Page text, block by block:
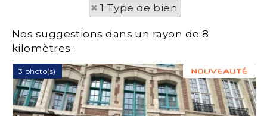
1 Type de bien
Nos suggestions dans un rayon de 8
kilomètres :
3 photo(s)